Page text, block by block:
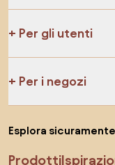
Per gli utenti
Per i negozi
Esplora sicuramente
Prodotti